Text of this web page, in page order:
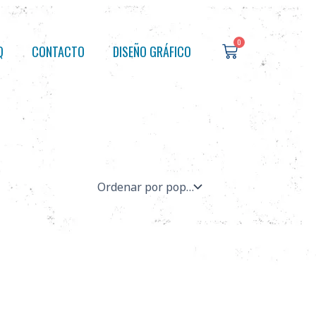
CONTACTO DISEÑO GRÁFICO
0
Cart